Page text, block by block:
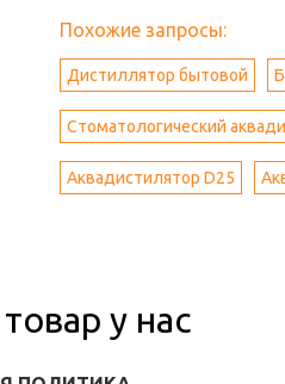
Похожие запросы:
Дистиллятор бытовой
Стоматологический
Аквадистилятор D25
у нас